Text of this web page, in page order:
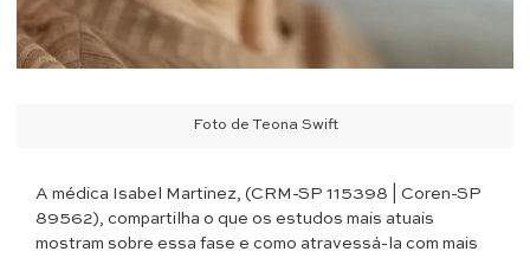
Foto de Teona Swift
A médica Isabel Martinez, (CRM-SP 115398 | Coren-SP
89562), compartilha o que os estudos mais atuais
mostram sobre essa fase e como atravessá-la com mais